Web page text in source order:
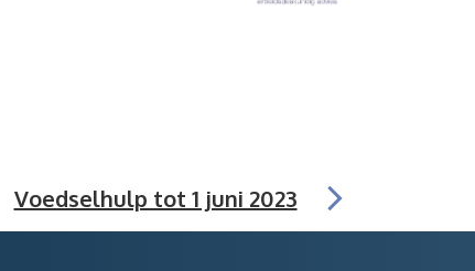
Voedselhulp tot 1 juni 2023